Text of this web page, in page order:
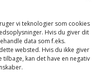
vi teknologier som cookies
Hvis du giver dit
data som f.eks.
websted. Hvis du ikke giver
kan det have en negativ
få besked om kurser
og tilbud.